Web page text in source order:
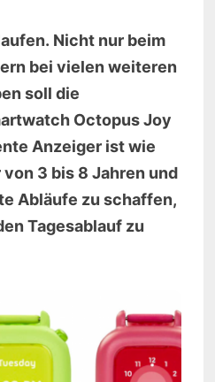
Nicht nur beim
bei vielen weiteren
soll die
Octopus Joy
Anzeiger ist wie
3 bis 8 Jahren und
Abläufe zu schaffen,
Tagesablauf zu